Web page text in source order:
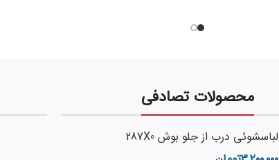
محصولات تصادفی
لباسشوئی درب از جلو بوش 287X0